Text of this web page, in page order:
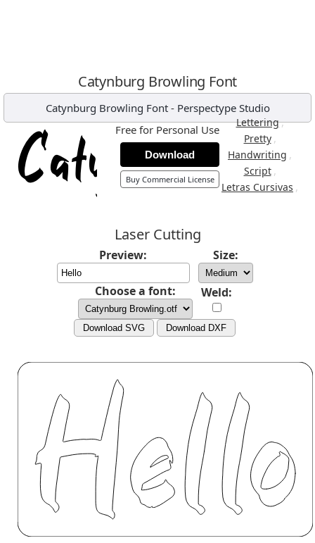
Catynburg Browling Font
Catynburg Browling Font- Perspectype Studio
Lettering,
Pretty ,
Handwriting ,
Script ,
Letras Cursivas ,
Free for Personal Use
Download
Buy Commercial License
Laser Cutting
Preview: Size:
Choose a font: Weld:
Download SVG Download DXF